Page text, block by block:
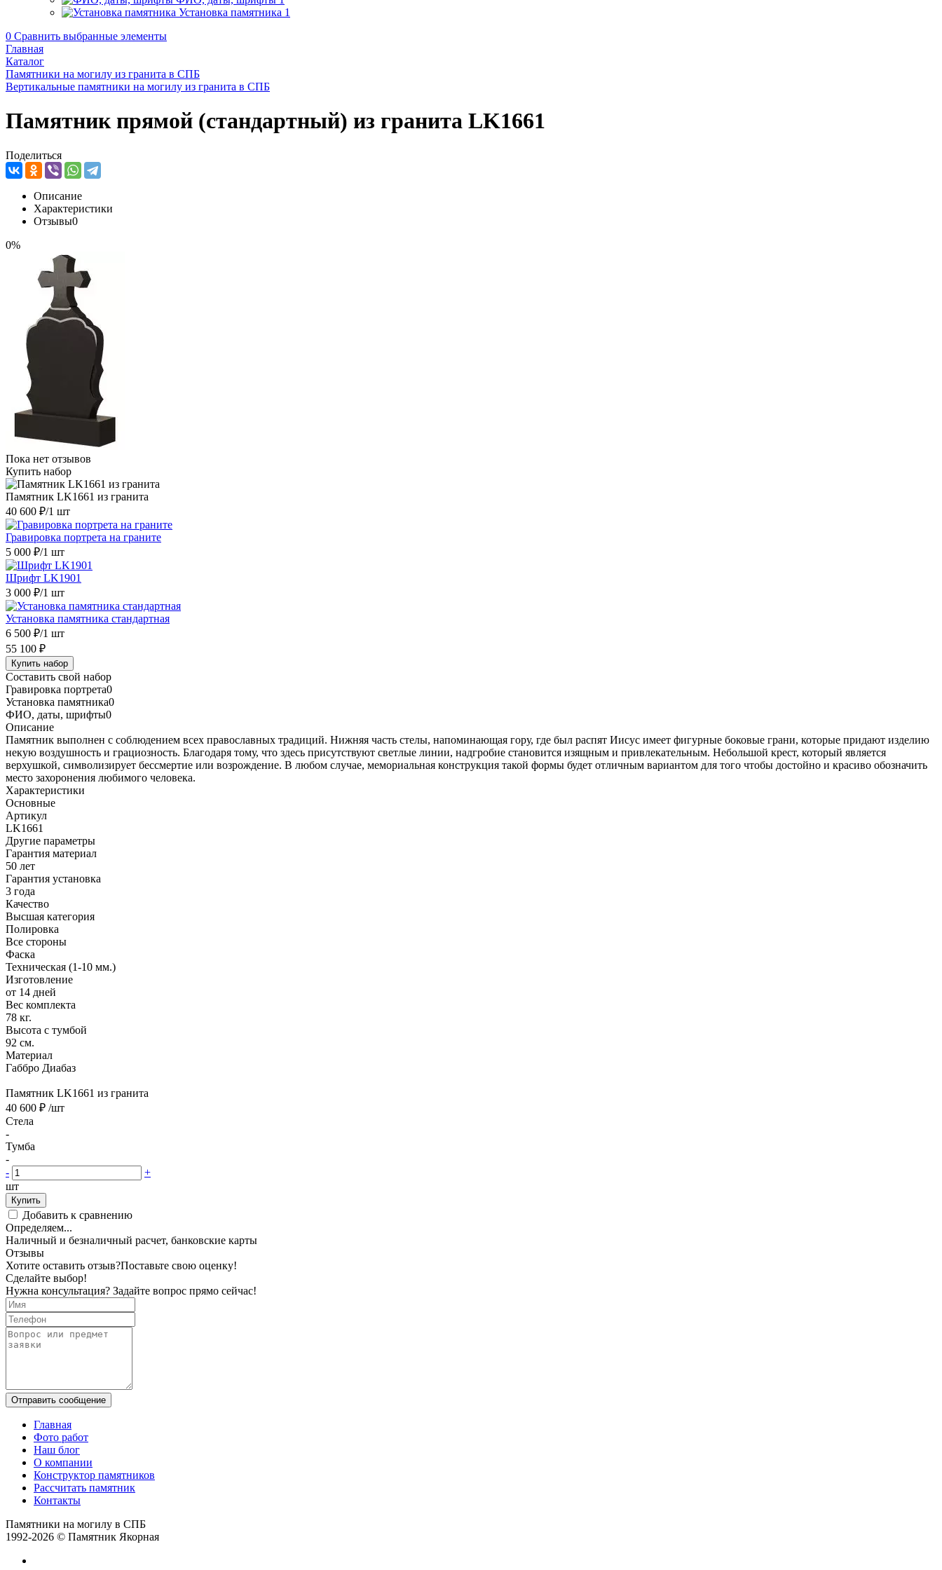
Установка памятника 1
0 Сравнить выбранные элементы
Главная
Каталог
Памятники на могилу из гранита в СПБ
Вертикальные памятники на могилу из гранита в СПБ
Памятник прямой (стандартный) из гранита LK1661
Поделиться
Описание
Характеристики
Отзывы0
0%
Пока нет отзывов
Купить набор
Памятник LK1661 из гранита
40 600 ₽/1 шт
Гравировка портрета на граните
5 000 ₽/1 шт
Шрифт LK1901
3 000 ₽/1 шт
Установка памятника стандартная
6 500 ₽/1 шт
55 100 ₽
Купить набор
Составить свой набор
Гравировка портрета0
Установка памятника0
ФИО, даты, шрифты0
Описание
Памятник выполнен с соблюдением всех православных традиций. Нижняя часть стелы, напоминающая гору, где был распят Иисус имеет фигурные боковые грани, которые придают изделию
некую воздушность и грациозность. Благодаря тому, что здесь присутствуют светлые линии, надгробие становится изящным и привлекательным. Небольшой крест, который является
верхушкой, символизирует бессмертие или возрождение. В любом случае, мемориальная конструкция такой формы будет отличным вариантом для того чтобы достойно и красиво обозначить
место захоронения любимого человека.
Характеристики
Основные
Артикул
LK1661
Другие параметры
Гарантия материал
50 лет
Гарантия установка
3 года
Качество
Высшая категория
Полировка
Все стороны
Фаска
Техническая (1-10 мм.)
Изготовление
от 14 дней
Вес комплекта
78 кг.
Высота с тумбой
92 см.
Материал
Габбро Диабаз
Памятник LK1661 из гранита
40 600 ₽ /шт
Стела
-
Тумба
-
-
+
шт
Купить
Добавить к сравнению
Определяем...
Наличный и безналичный расчет, банковские карты
Отзывы
Хотите оставить отзыв?Поставьте свою оценку!
Сделайте выбор!
Нужна консультация? Задайте вопрос прямо сейчас!
Отправить сообщение
Главная
Фото работ
Наш блог
О компании
Конструктор памятников
Рассчитать памятник
Контакты
Памятники на могилу в СПБ
1992-2026 © Памятник Якорная